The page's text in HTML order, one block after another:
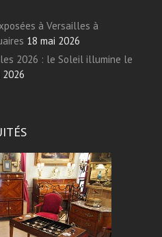
à Versailles à
18 mai 2026
2026 : le Soleil illumine le
2026